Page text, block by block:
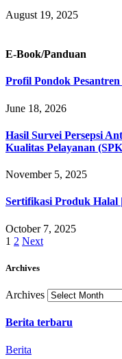
August 19, 2025
E-Book/Panduan
Profil Pondok
June 18, 2026
Hasil Survei Persepsi
Kualitas Pelayanan
November 5, 2025
Sertifikasi Produk Halal
October 7, 2025
1 2 Next
Archives
Archives
Berita terbaru
Berita